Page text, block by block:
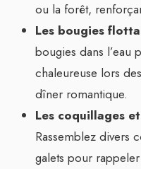
ou la forêt,
Les bougies
bougies dans l’eau
chaleureuse lors
dîner romantique.
Les coquillages
Rassemblez divers
galets pour